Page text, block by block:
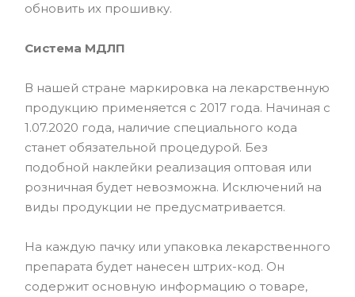
обновить их прошивку.
Система МДЛП
В нашей стране маркировка на лекарственную
продукцию применяется с 2017 года. Начиная с
1.07.2020 года, наличие специального кода
станет обязательной процедурой. Без
подобной наклейки реализация оптовая или
розничная будет невозможна. Исключений на
виды продукции не предусматривается.
На каждую пачку или упаковка лекарственного
препарата будет нанесен штрих-код. Он
содержит основную информацию о товаре,